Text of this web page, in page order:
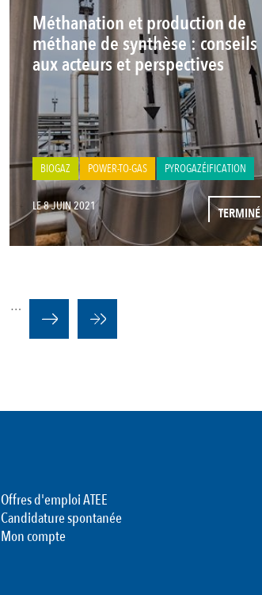
Méthanation et production de
méthane de synthèse : conseils
aux acteurs et perspectives
BIOGAZ POWER-TO-GAS PYROGAZÉIFICATION
LE 8 JUIN 2021 TERMINÉ
…
Offres d'emploi ATEE
Candidature spontanée
Mon compte